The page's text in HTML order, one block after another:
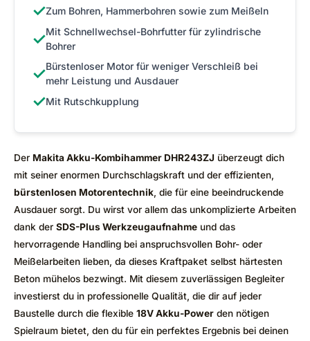
✓Zum Bohren, Hammerbohren sowie zum Meißeln
✓Mit Schnellwechsel-Bohrfutter für zylindrische
Bohrer
✓Bürstenloser Motor für weniger Verschleiß bei
mehr Leistung und Ausdauer
✓Mit Rutschkupplung
Der Makita Akku-Kombihammer DHR243ZJ überzeugt dich
mit seiner enormen Durchschlagskraft und der effizienten,
bürstenlosen Motorentechnik, die für eine beeindruckende
Ausdauer sorgt. Du wirst vor allem das unkomplizierte Arbeiten
dank der SDS-Plus Werkzeugaufnahme und das
hervorragende Handling bei anspruchsvollen Bohr- oder
Meißelarbeiten lieben, da dieses Kraftpaket selbst härtesten
Beton mühelos bezwingt. Mit diesem zuverlässigen Begleiter
investierst du in professionelle Qualität, die dir auf jeder
Baustelle durch die flexible 18V Akku-Power den nötigen
Spielraum bietet, den du für ein perfektes Ergebnis bei deinen